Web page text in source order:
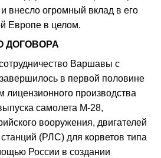
внесло огромный вклад в его
Европе в целом.
ДОГОВОРА
Варшавы с
в первой половине
лицензионного производства
самолета М-28,
вооружения, двигателей
(РЛС) для корветов типа
России в создании